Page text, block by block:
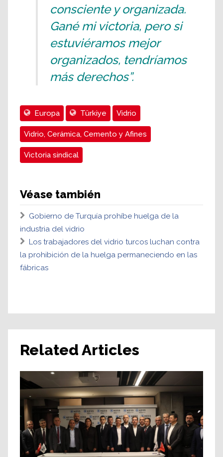
consciente y organizada.
Gané mi victoria, pero si
estuviéramos mejor
organizados, tendríamos
más derechos”.
Europa Türkiye Vidrio
Vidrio, Cerámica, Cemento y Afines
Victoria sindical
Véase también
Gobierno de Turquía prohíbe huelga de la
industria del vidrio
Los trabajadores del vidrio turcos luchan contra
la prohibición de la huelga permaneciendo en las
fábricas
Related Articles